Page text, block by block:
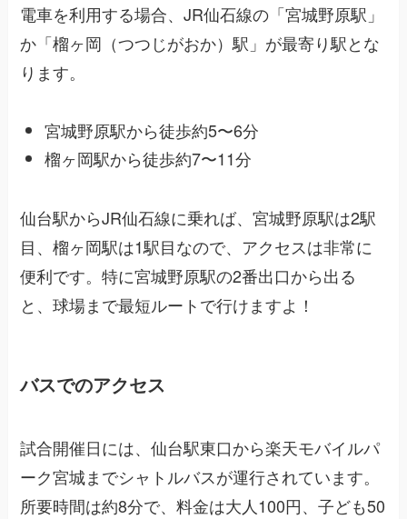
電車を利用する場合、JR仙石線の「宮城野原駅」
か「榴ヶ岡（つつじがおか）駅」が最寄り駅とな
ります。
宮城野原駅から徒歩約5〜6分
榴ヶ岡駅から徒歩約7〜11分
仙台駅からJR仙石線に乗れば、宮城野原駅は2駅
目、榴ヶ岡駅は1駅目なので、アクセスは非常に
便利です。特に宮城野原駅の2番出口から出る
と、球場まで最短ルートで行けますよ！
バスでのアクセス
試合開催日には、仙台駅東口から楽天モバイルパ
ーク宮城までシャトルバスが運行されています。
所要時間は約8分で、料金は大人100円、子ども50